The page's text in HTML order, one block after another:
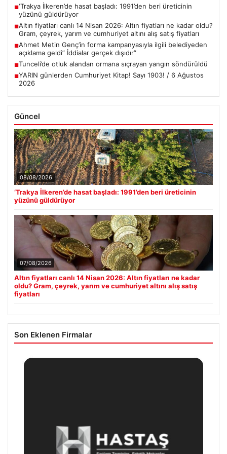
■‘Trakya İlkeren’de hasat başladı: 1991’den beri üreticinin
yüzünü güldürüyor
■Altın fiyatları canlı 14 Nisan 2026: Altın fiyatları ne kadar oldu?
Gram, çeyrek, yarım ve cumhuriyet altını alış satış fiyatları
■Ahmet Metin Genç’in forma kampanyasıyla ilgili belediyeden
açıklama geldi” İddialar gerçek dışıdır”
■Tunceli’de otluk alandan ormana sıçrayan yangın söndürüldü
■YARIN günlerden Cumhuriyet Kitap! Sayı 1903! / 6 Ağustos
2026
Güncel
08/08/2026
‘Trakya İlkeren’de hasat başladı: 1991’den beri üreticinin
yüzünü güldürüyor
07/08/2026
Altın fiyatları canlı 14 Nisan 2026: Altın fiyatları ne kadar
oldu? Gram, çeyrek, yarım ve cumhuriyet altını alış satış
fiyatları
Son Eklenen Firmalar